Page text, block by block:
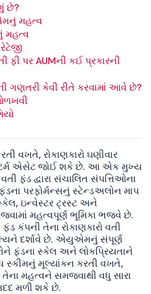
છે?
મહત્વ
મહત્વ
પર AUMની કઈ પ્રકારની
ગણતરી કેવી રીતે કરવામાં આવે છે?
વખતે, રોકાણકારો ઘણીવાર
એસેટ જોઈ શકે છે. આ એક મુખ્ય
ફંડ દ્વારા સંચાલિત સંપત્તિઓના
પરફોર્મન્સનું સ્ટેન્ડઅલોન માપ
ઇન્વેસ્ટર ટ્રસ્ટ અને
મહત્વપૂર્ણ ભૂમિકા ભજવે છે.
તેના રોકાણકારો વતી
દર્શાવે છે. એયુએમનું સંપૂર્ણ
ફંડના સ્કેલ અને લોકપ્રિયતાને
સ્કીમનું મૂલ્યાંકન કરતી વખતે,
મહત્વને સમજવાથી વધુ સારા
મળી શકે છે.